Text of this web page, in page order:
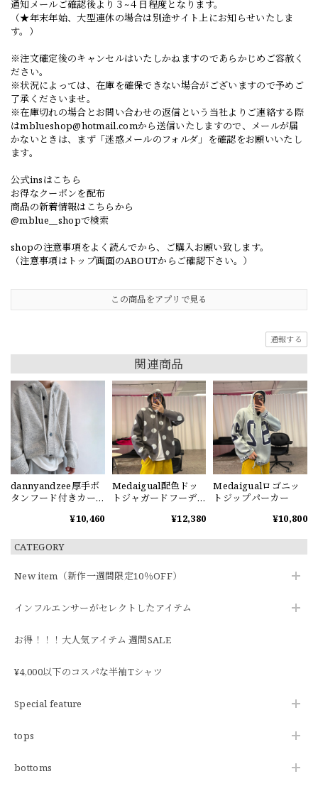
CATEGORY
New item（新作一週間限定10％OFF）
インフルエンサーがセレクトしたアイテム
お得！！！大人気アイテム 週間SALE
¥4,000以下のコスパな半袖Tシャツ
Special feature
tops
bottoms
通知メールご確認後より３~４日程度となります。
（★年末年始、大型連休の場合は別途サイト上にお知らせいたしま
す。）
※注文確定後のキャンセルはいたしかねますのであらかじめご容赦く
ださい。
※状況によっては、在庫を確保できない場合がございますので予めご
了承くださいませ。
※在庫切れの場合とお問い合わせの返信という当社よりご連絡する際
はmblueshop@hotmail.comから送信いたしますので、メールが届
かないときは、まず「迷惑メールのフォルダ」を確認をお願いいたし
ます。
公式insはこちら
お得なクーポンを配布
商品の新着情報はこちらから
@mblue__shopで検索
shopの注意事項をよく読んでから、ご購入お願い致します。
（注意事項はトップ画面のABOUTからご確認下さい。）
この商品をアプリで見る
通報する
関連商品
dannyandzee厚手ボ
タンフード付きカー
¥10,460
Medaigual配色ドッ
トジャガードフーデ
¥12,380
Medaigualロゴニッ
トジップパーカー
¥10,800